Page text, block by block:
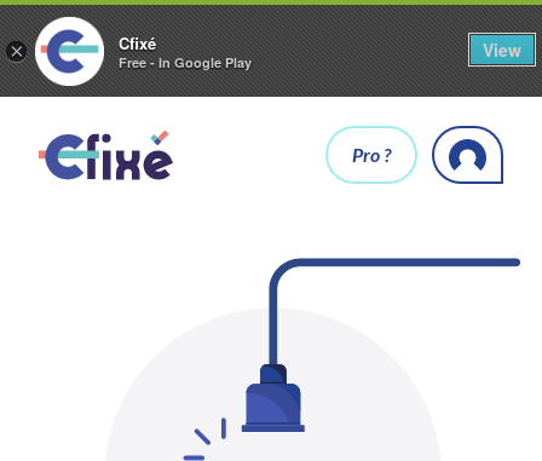
× Cfixé
Free - In Google Play
View
Pro ?